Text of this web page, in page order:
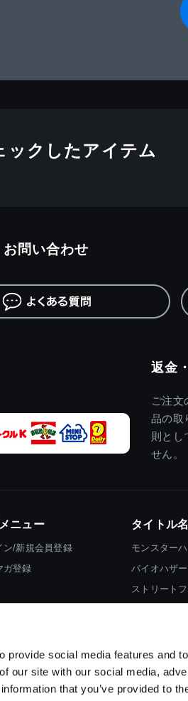
provide social media features and
our site with our social media,
that you’ve provided to
ックしたアイテム
返金
ご注文
品の取
則とし
せん。
お問い合わせ
ニュー
ン/新規会員登録
ガ登録
タイトル
モンスター
バイオハザ
ストリート